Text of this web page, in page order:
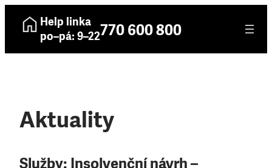
Help linka
po–pá: 9–22770 600 800
Aktuality
Služby: Insolvenční návrh –